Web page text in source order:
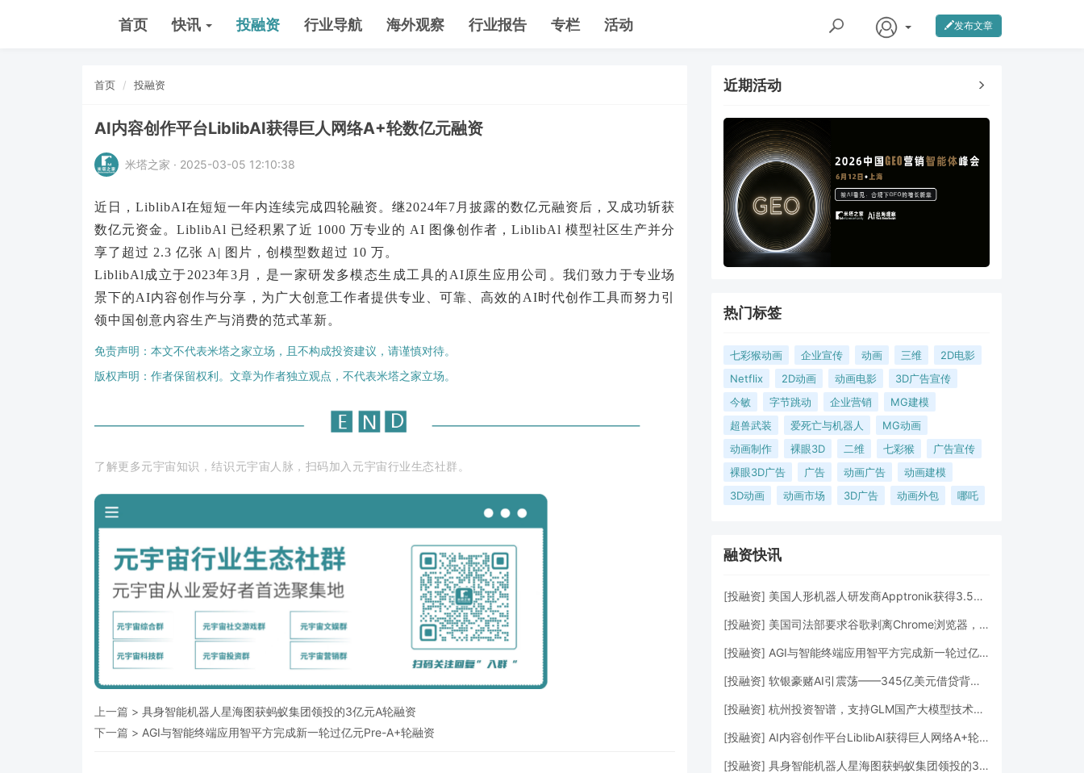
首页 快讯 投融资 行业导航 海外观察 行业报告 专栏 活动 发布文章
首页 投融资
AI内容创作平台LiblibAI获得巨人网络A+轮数亿元融资
米塔之家 · 2025-03-05 12:10:38
近日，LiblibAI在短短一年内连续完成四轮融资。继2024年7月披露的数亿元融资后，又成功斩获
数亿元资金。LiblibAl 已经积累了近 1000 万专业的 AI 图像创作者，LiblibAl 模型社区生产并分
享了超过 2.3 亿张 A| 图片，创模型数超过 10 万。
LiblibAl成立于2023年3月，是一家研发多模态生成工具的AI原生应用公司。我们致力于专业场
景下的AI内容创作与分享，为广大创意工作者提供专业、可靠、高效的AI时代创作工具而努力引
领中国创意内容生产与消费的范式革新。
免责声明：本文不代表米塔之家立场，且不构成投资建议，请谨慎对待。
版权声明：作者保留权利。文章为作者独立观点，不代表米塔之家立场。
了解更多元宇宙知识，结识元宇宙人脉，扫码加入元宇宙行业生态社群。
上一篇 > 具身智能机器人星海图获蚂蚁集团领投的3亿元A轮融资
下一篇 > AGI与智能终端应用智平方完成新一轮过亿元Pre-A+轮融资
近期活动
热门标签
七彩猴动画 企业宣传 动画 三维
2D电影
Netflix
2D动画 动画电影
3D广告宣传
今敏
字节跳动 企业营销
MG建模
超兽武装
爱死亡与机器人
MG动画
动画制作
裸眼3D 二维 七彩猴
广告宣传
裸眼3D广告
广告 动画广告
动画建模
3D动画
动画市场 3D广告 动画外包 哪吒
融资快讯
[投融资] 美国人形机器人研发商Apptronik获得3.5亿美元A轮融资
[投融资] 美国司法部要求谷歌剥离Chrome浏览器，但允许其进行AI投资
[投融资] AGI与智能终端应用智平方完成新一轮过亿元Pre-A+轮融资
[投融资] 软银豪赌AI引震荡——345亿美元借贷背后的“生死赌局”
[投融资] 杭州投资智谱，支持GLM国产大模型技术发展
[投融资] AI内容创作平台LiblibAI获得巨人网络A+轮数亿元融资
[投融资] 具身智能机器人星海图获蚂蚁集团领投的3亿元A轮融资